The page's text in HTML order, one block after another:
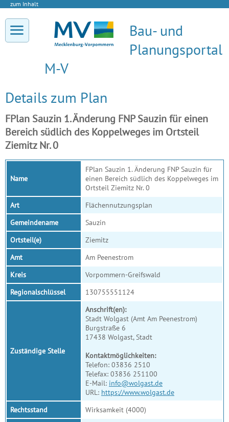
zum Inhalt
Bau- und
Planungsportal
M-V
Details zum Plan
FPlan Sauzin 1. Änderung FNP Sauzin für einen
Bereich südlich des Koppelweges im Ortsteil
Ziemitz Nr. 0
Name
FPlan Sauzin 1. Änderung FNP Sauzin für
einen Bereich südlich des Koppelweges im
Ortsteil Ziemitz Nr. 0
Art
Flächennutzungsplan
Gemeindename
Sauzin
Ortsteil(e)
Ziemitz
Amt
Am Peenestrom
Kreis
Vorpommern-Greifswald
Regionalschlüssel
130755551124
Zuständige Stelle
Anschrift(en):
Stadt Wolgast (Amt Am Peenestrom)
Burgstraße 6
17438 Wolgast, Stadt
Kontaktmöglichkeiten:
Telefon: 03836 2510
Telefax: 03836 251100
E-Mail: info@wolgast.de
URL: https://www.wolgast.de
Rechtsstand
Wirksamkeit (4000)